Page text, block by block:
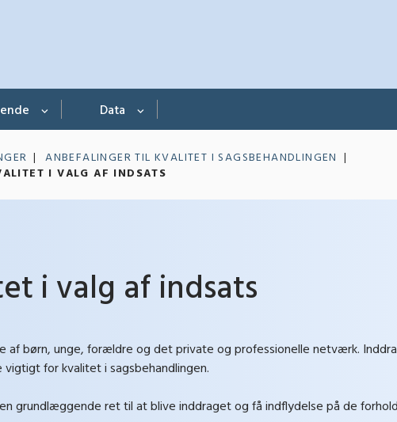
Data
ANBEFALINGER TIL KVALITET I SAGSBEHANDLINGEN
I VALG AF INDSATS
i valg af indsats
af børn, unge, forældre og det private og professionelle netværk.
for kvalitet i sagsbehandlingen.
grundlæggende ret til at blive inddraget og få indflydelse på de